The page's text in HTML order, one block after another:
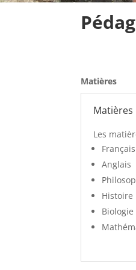
Matières
Matières
Les
Français
Anglais
Histoire
Biologie